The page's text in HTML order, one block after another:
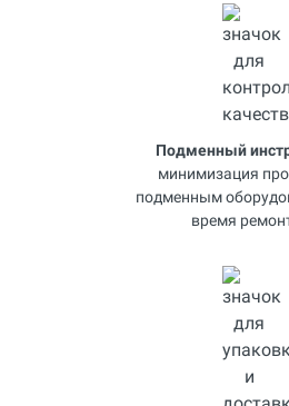
Подменный
минимизация
подменным
время